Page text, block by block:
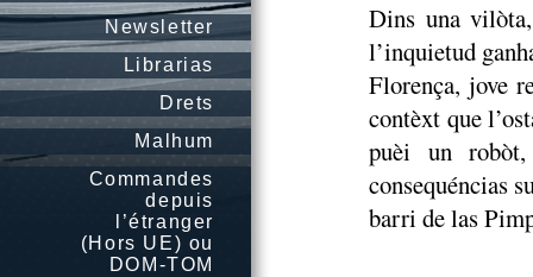
Newsletter
Librarias
Drets
Malhum
Commandes
depuis
l’étranger
(Hors UE) ou
DOM-TOM
Dins una
l’inquietud
Florença, jove
contèxt que
puèi un
consequéncias
barri de las